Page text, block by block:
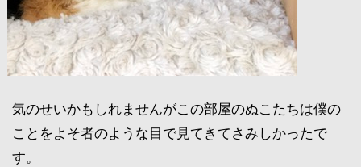
気のせいかもしれませんがこの部屋のぬこたちは僕の
ことをよそ者のような目で見てきてさみしかったで
す。